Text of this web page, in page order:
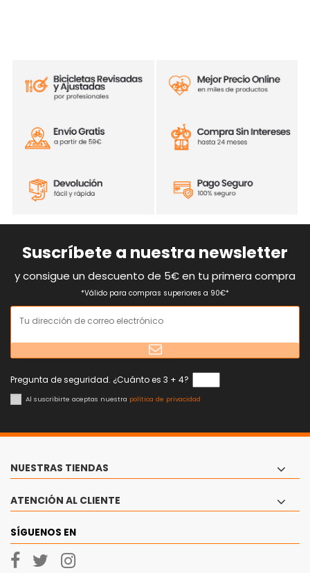
Suscríbete a nuestra newsletter
y consigue un descuento de 5€ en tu primera compra
*Válido para compras superiores a 90€*
Pregunta de seguridad. ¿Cuánto es 3 + 4?
Al suscribirte aceptas nuestra política de privacidad
NUESTRAS TIENDAS
ATENCIÓN AL CLIENTE
SÍGUENOS EN